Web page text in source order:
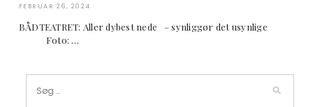
FEBRUAR 26, 2024
BÅDTEATRET: Aller dybest nede – synliggør det usynlige
Foto: …